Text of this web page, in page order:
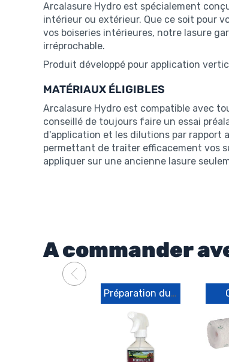
Arcalasure Hydro est spécialement
intérieur ou extérieur. Que ce soit pour
vos boiseries intérieures, notre lasure
irréprochable.
Produit développé pour application
MATÉRIAUX ÉLIGIBLES
Arcalasure Hydro est compatible avec
conseillé de toujours faire un essai
d'application et les dilutions par rapport
permettant de traiter efficacement vos
appliquer sur une ancienne lasure
A commander
Préparation du support